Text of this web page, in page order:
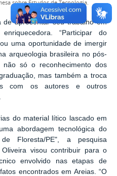
sobre Estudos de Tecnologia.
de apresentar seu trabalho em
“Participar do
uma oportunidade de imergir
arqueologia brasileira no pós-
não só o reconhecimento dos
mas também a troca
com os autores e outros
do material lítico lascado em
abordagem tecnológica do
Floresta/PE", a pesquisa
visou contribuir para o
envolvido nas etapas de
encontrados em Areias. “O